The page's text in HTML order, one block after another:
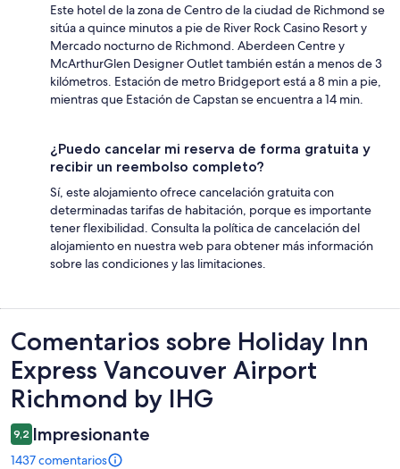
Este hotel de la zona de Centro de la ciudad de Richmond se
sitúa a quince minutos a pie de River Rock Casino Resort y
Mercado nocturno de Richmond. Aberdeen Centre y
McArthurGlen Designer Outlet también están a menos de 3
kilómetros. Estación de metro Bridgeport está a 8 min a pie,
mientras que Estación de Capstan se encuentra a 14 min.
¿Puedo cancelar mi reserva de forma gratuita y
recibir un reembolso completo?
Sí, este alojamiento ofrece cancelación gratuita con
determinadas tarifas de habitación, porque es importante
tener flexibilidad. Consulta la política de cancelación del
alojamiento en nuestra web para obtener más información
sobre las condiciones y las limitaciones.
Comentarios
Comentarios sobre Holiday Inn
Express Vancouver Airport
Richmond by IHG
9,2 Impresionante
1437 comentarios